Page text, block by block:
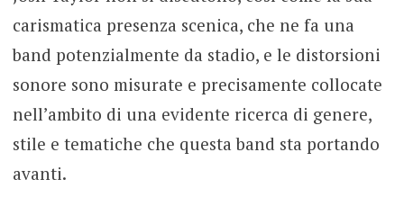
carismatica presenza scenica, che ne fa una
band potenzialmente da stadio, e le distorsioni
sonore sono misurate e precisamente collocate
nell’ambito di una evidente ricerca di genere,
stile e tematiche che questa band sta portando
avanti.